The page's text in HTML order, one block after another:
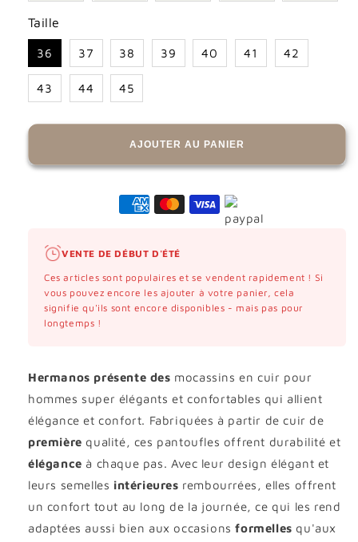
Taille
36 37 38 39 40 41 42
43 44 45
AJOUTER AU PANIER
VENTE DE DÉBUT D'ÉTÉ
Ces articles sont populaires et se vendent rapidement ! Si
vous pouvez encore les ajouter à votre panier, cela
signifie qu'ils sont encore disponibles - mais pas pour
longtemps !
Hermanos présente des mocassins en cuir pour
hommes super élégants et confortables qui allient
élégance et confort. Fabriquées à partir de cuir de
première qualité, ces pantoufles offrent durabilité et
élégance à chaque pas. Avec leur design élégant et
leurs semelles intérieures rembourrées, elles offrent
un confort tout au long de la journée, ce qui les rend
adaptées aussi bien aux occasionsformelles qu'aux